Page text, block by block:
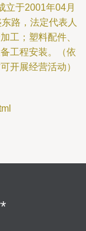
立于2001年04月
路，法定代表人
工；塑料配件、
工程安装。（依
开展经营活动）